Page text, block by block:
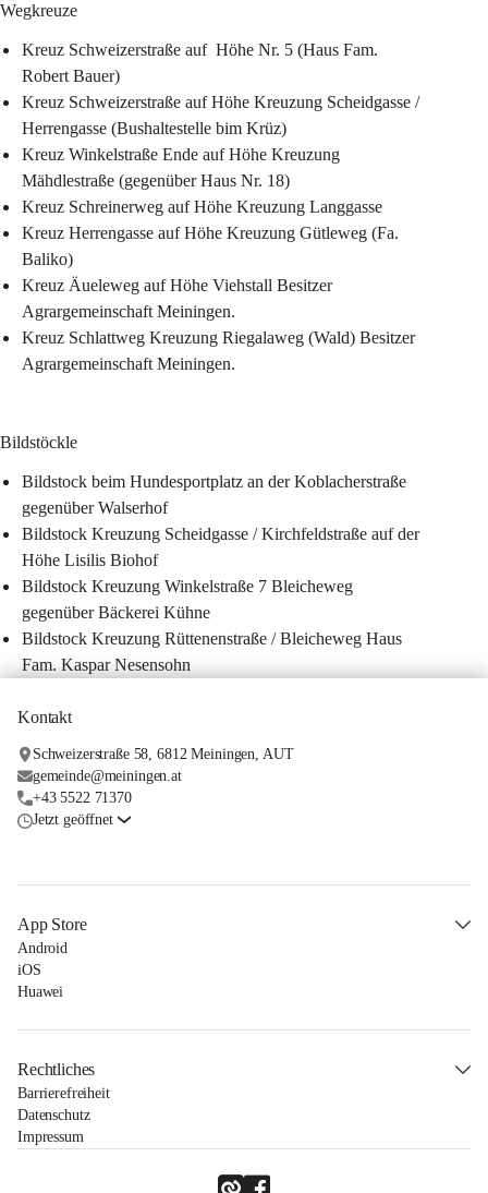
Wegkreuze
Kreuz Schweizerstraße auf  Höhe Nr. 5 (Haus Fam.
Robert Bauer)
Kreuz Schweizerstraße auf Höhe Kreuzung Scheidgasse /
Herrengasse (Bushaltestelle bim Krüz)
Kreuz Winkelstraße Ende auf Höhe Kreuzung
Mähdlestraße (gegenüber Haus Nr. 18)
Kreuz Schreinerweg auf Höhe Kreuzung Langgasse
Kreuz Herrengasse auf Höhe Kreuzung Gütleweg (Fa.
Baliko)
Kreuz Äueleweg auf Höhe Viehstall Besitzer
Agrargemeinschaft Meiningen.
Kreuz Schlattweg Kreuzung Riegalaweg (Wald) Besitzer
Agrargemeinschaft Meiningen.
Bildstöckle
Bildstock beim Hundesportplatz an der Koblacherstraße
gegenüber Walserhof
Bildstock Kreuzung Scheidgasse / Kirchfeldstraße auf der
Höhe Lisilis Biohof
Bildstock Kreuzung Winkelstraße 7 Bleicheweg
gegenüber Bäckerei Kühne
Bildstock Kreuzung Rüttenenstraße / Bleicheweg Haus
Fam. Kaspar Nesensohn
Kontakt
Schweizerstraße 58, 6812 Meiningen, AUT
gemeinde@meiningen.at
+43 5522 71370
Jetzt geöffnet
App Store
Android
iOS
Huawei
Rechtliches
Barrierefreiheit
Datenschutz
Impressum